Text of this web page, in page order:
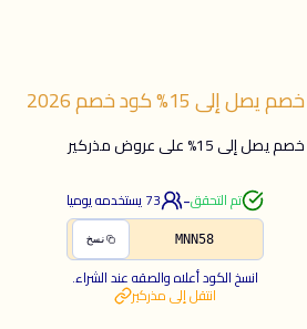
خصم يصل إلى 15% كود خصم2026
خصم يصل إلى 15% على عروض مذركير
تم التحقق-
73يستخدمه يوميا
MNN58 نسخ
انسخ الكود أعلاه والصقه عند الشراء.
انتقل إلىمذركير